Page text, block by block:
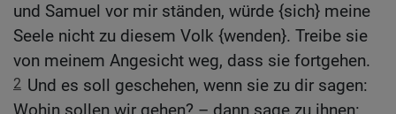
und Samuel vor mir ständen, würde {sich} meine
Seele nicht zu diesem Volk {wenden}. Treibe sie
von meinem Angesicht weg, dass sie fortgehen.
2 Und es soll geschehen, wenn sie zu dir sagen: